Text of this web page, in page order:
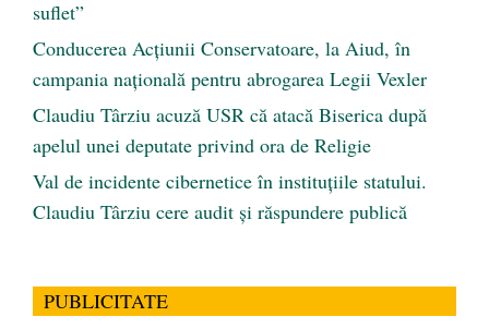
suflet”
Conducerea Acțiunii Conservatoare, la Aiud, în
campania națională pentru abrogarea Legii Vexler
Claudiu Târziu acuză USR că atacă Biserica după
apelul unei deputate privind ora de Religie
Val de incidente cibernetice în instituțiile statului.
Claudiu Târziu cere audit și răspundere publică
PUBLICITATE